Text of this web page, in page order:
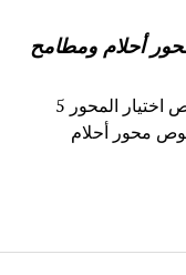
أحلام ومطامح
شرح نص اختيار مع الاجابة عن الاسئلة نص اختيار المحور 5
محور أحلام